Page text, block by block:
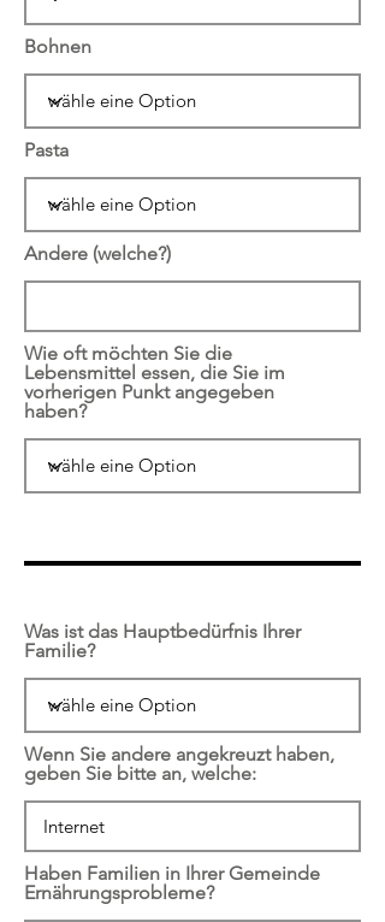
Bohnen
Pasta
Andere (welche?)
Wie oft möchten Sie die
Lebensmittel essen, die Sie im
vorherigen Punkt angegeben
haben?
Was ist das Hauptbedürfnis Ihrer
Familie?
Wenn Sie andere angekreuzt haben,
geben Sie bitte an, welche:
Haben Familien in Ihrer Gemeinde
Ernährungsprobleme?